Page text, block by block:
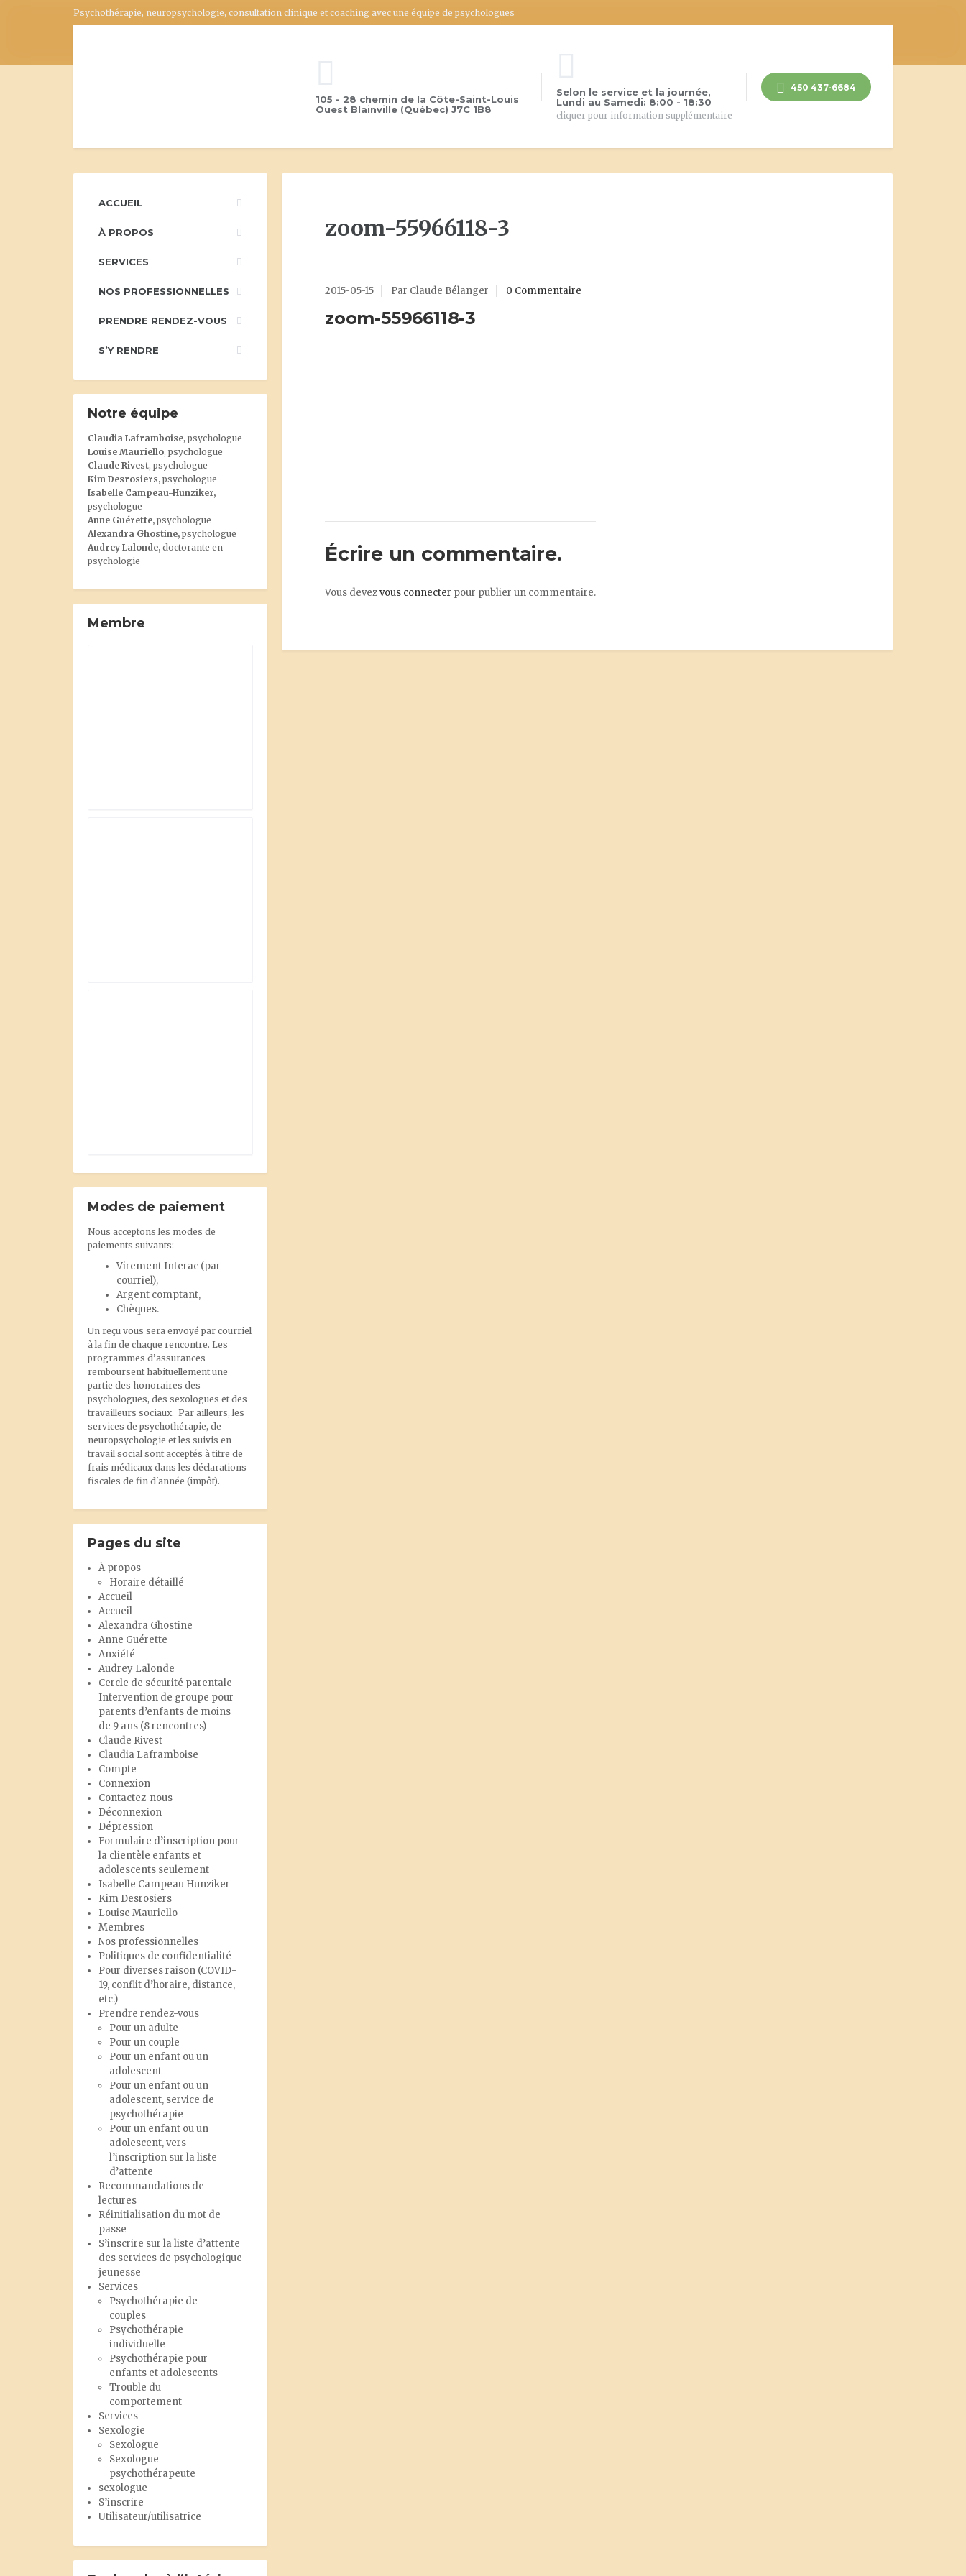
Psychothérapie, neuropsychologie, consultation clinique et coaching avec une équipe de psychologues
105 - 28 chemin de la Côte-Saint-Louis
Ouest Blainville (Québec) J7C 1B8
Selon le service et la journée,
Lundi au Samedi: 8:00 - 18:30
cliquer pour information supplémentaire
450 437-6684
zoom-55966118-3
2015-05-15 Par Claude Bélanger 0 Commentaire
zoom-55966118-3
Écrire un commentaire.
Vous devezvous connecter pour publier un commentaire.
ACCUEIL
À PROPOS
SERVICES
NOS PROFESSIONNELLES
PRENDRE RENDEZ-VOUS
S’Y RENDRE
Notre équipe
Claudia Laframboise, psychologue
Louise Mauriello, psychologue
Claude Rivest, psychologue
Kim Desrosiers, psychologue
Isabelle Campeau-Hunziker,
psychologue
Anne Guérette, psychologue
Alexandra Ghostine, psychologue
Audrey Lalonde, doctorante en
psychologie
Membre
Modes de paiement
Nous acceptons les modes de
paiements suivants:
Virement Interac (par
courriel),
Argent comptant,
Chèques.
Un reçu vous sera envoyé par courriel
à la fin de chaque rencontre. Les
programmes d’assurances
remboursent habituellement une
partie des honoraires des
psychologues, des sexologues et des
travailleurs sociaux. Par ailleurs, les
services de psychothérapie, de
neuropsychologie et les suivis en
travail social sont acceptés à titre de
frais médicaux dans les déclarations
fiscales de fin d'année (impôt).
Pages du site
À propos
Horaire détaillé
Accueil
Accueil
Alexandra Ghostine
Anne Guérette
Anxiété
Audrey Lalonde
Cercle de sécurité parentale –
Intervention de groupe pour
parents d’enfants de moins
de 9 ans (8 rencontres)
Claude Rivest
Claudia Laframboise
Compte
Connexion
Contactez-nous
Déconnexion
Dépression
Formulaire d’inscription pour
la clientèle enfants et
adolescents seulement
Isabelle Campeau Hunziker
Kim Desrosiers
Louise Mauriello
Membres
Nos professionnelles
Politiques de confidentialité
Pour diverses raison (COVID-
19, conflit d’horaire, distance,
etc.)
Prendre rendez-vous
Pour un adulte
Pour un couple
Pour un enfant ou un
adolescent
Pour un enfant ou un
adolescent, service de
psychothérapie
Pour un enfant ou un
adolescent, vers
l’inscription sur la liste
d’attente
Recommandations de
lectures
Réinitialisation du mot de
passe
S’inscrire sur la liste d’attente
des services de psychologique
jeunesse
Services
Psychothérapie de
couples
Psychothérapie
individuelle
Psychothérapie pour
enfants et adolescents
Trouble du
comportement
Services
Sexologie
Sexologue
Sexologue
psychothérapeute
sexologue
S’inscrire
Utilisateur/utilisatrice